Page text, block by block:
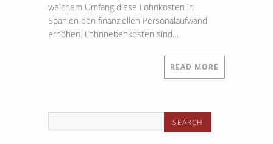
welchem Umfang diese Lohnkosten in
Spanien den finanziellen Personalaufwand
erhöhen. Lohnnebenkosten sind…
READ MORE